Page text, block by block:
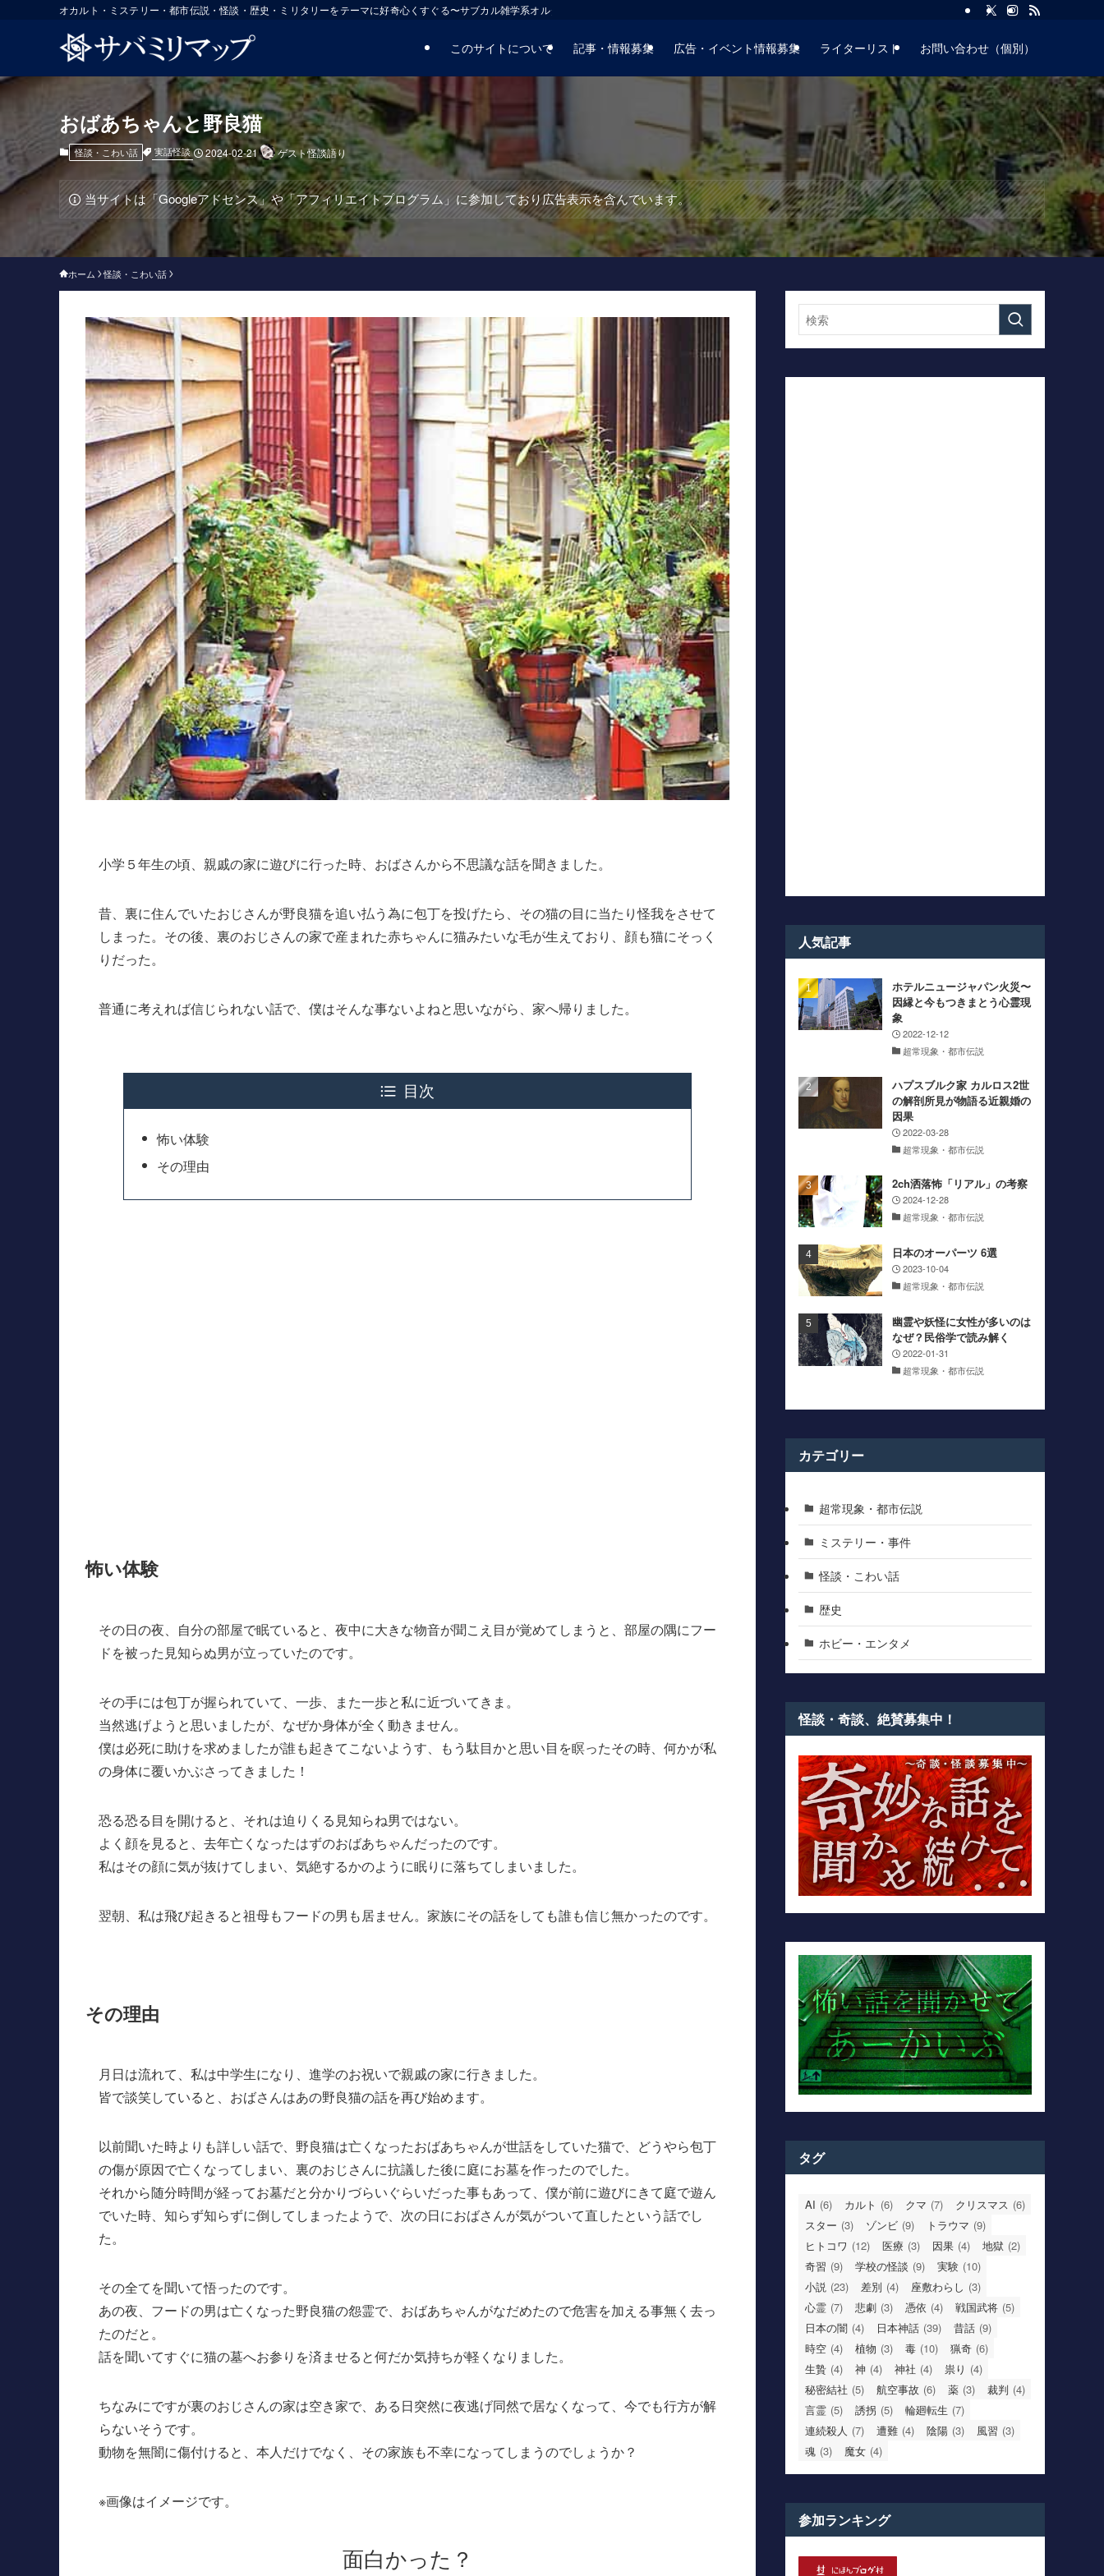
オカルト・ミステリー・都市伝説・怪談・歴史・ミリタリーをテーマに好奇心くすぐる〜サブカル雑学系オルタナティブサイト
このサイトについて 記事・情報募集 広告・イベント情報募集 ライターリスト お問い合わせ（個別）
おばあちゃんと野良猫
怪談・こわい話 実話怪談 2024-02-21 ゲスト怪談語り
当サイトは「Googleアドセンス」や「アフィリエイトプログラム」に参加しており広告表示を含んでいます。
ホーム 怪談・こわい話
小学５年生の頃、親戚の家に遊びに行った時、おばさんから不思議な話を聞きました。
昔、裏に住んでいたおじさんが野良猫を追い払う為に包丁を投げたら、その猫の目に当たり怪我をさせて
しまった。その後、裏のおじさんの家で産まれた赤ちゃんに猫みたいな毛が生えており、顔も猫にそっく
りだった。
普通に考えれば信じられない話で、僕はそんな事ないよねと思いながら、家へ帰りました。
目次
怖い体験
その理由
怖い体験
その日の夜、自分の部屋で眠ていると、夜中に大きな物音が聞こえ目が覚めてしまうと、部屋の隅にフー
ドを被った見知らぬ男が立っていたのです。
その手には包丁が握られていて、一歩、また一歩と私に近づいてきま。
当然逃げようと思いましたが、なぜか身体が全く動きません。
僕は必死に助けを求めましたが誰も起きてこないようす、もう駄目かと思い目を瞑ったその時、何かが私
の身体に覆いかぶさってきました！
恐る恐る目を開けると、それは迫りくる見知らね男ではない。
よく顔を見ると、去年亡くなったはずのおばあちゃんだったのです。
私はその顔に気が抜けてしまい、気絶するかのように眠りに落ちてしまいました。
翌朝、私は飛び起きると祖母もフードの男も居ません。家族にその話をしても誰も信じ無かったのです。
その理由
月日は流れて、私は中学生になり、進学のお祝いで親戚の家に行きました。
皆で談笑していると、おばさんはあの野良猫の話を再び始めます。
以前聞いた時よりも詳しい話で、野良猫は亡くなったおばあちゃんが世話をしていた猫で、どうやら包丁
の傷が原因で亡くなってしまい、裏のおじさんに抗議した後に庭にお墓を作ったのでした。
それから随分時間が経ってお墓だと分かりづらいぐらいだった事もあって、僕が前に遊びにきて庭で遊ん
でいた時、知らず知らずに倒してしまったようで、次の日におばさんが気がついて直したという話でし
た。
その全てを聞いて悟ったのです。
あの夜、フードの男は亡くなった野良猫の怨霊で、おばあちゃんがなだめたので危害を加える事無く去っ
たのだと。
話を聞いてすぐに猫の墓へお参りを済ませると何だか気持ちが軽くなりました。
ちなみにですが裏のおじさんの家は空き家で、ある日突然に夜逃げ同然で居なくなって、今でも行方が解
らないそうです。
動物を無闇に傷付けると、本人だけでなく、その家族も不幸になってしまうのでしょうか？
※画像はイメージです。
面白かった？
人気記事
ホテルニュージャパン火災〜
因縁と今もつきまとう心霊現
象
2022-12-12
超常現象・都市伝説
ハプスブルク家 カルロス2世
の解剖所見が物語る近親婚の
因果
2022-03-28
超常現象・都市伝説
2ch洒落怖「リアル」の考察
2024-12-28
超常現象・都市伝説
日本のオーパーツ 6選
2023-10-04
超常現象・都市伝説
幽霊や妖怪に女性が多いのは
なぜ？民俗学で読み解く
2022-01-31
超常現象・都市伝説
カテゴリー
超常現象・都市伝説
ミステリー・事件
怪談・こわい話
歴史
ホビー・エンタメ
怪談・奇談、絶賛募集中！
タグ
AI (6) カルト (6) クマ (7) クリスマス (6)
スター (3) ゾンビ (9) トラウマ (9)
ヒトコワ (12) 医療 (3) 因果 (4) 地獄 (2)
奇習 (9) 学校の怪談 (9) 実験 (10)
小説 (23) 差別 (4) 座敷わらし (3)
心霊 (7) 悲劇 (3) 憑依 (4) 戦国武将 (5)
日本の闇 (4) 日本神話 (39) 昔話 (9)
時空 (4) 植物 (3) 毒 (10) 猟奇 (6)
生贄 (4) 神 (4) 神社 (4) 祟り (4)
秘密結社 (5) 航空事故 (6) 薬 (3) 裁判 (4)
言霊 (5) 誘拐 (5) 輪廻転生 (7)
連続殺人 (7) 遭難 (4) 陰陽 (3) 風習 (3)
魂 (3) 魔女 (4)
参加ランキング